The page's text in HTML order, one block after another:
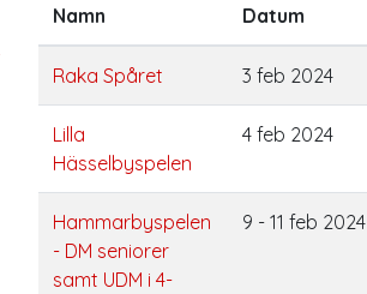
Namn Datum
Raka Spåret 3 feb 2024
Lilla
Hässelbyspelen
4 feb 2024
Hammarbyspelen
- DM seniorer
samt UDM i 4-
9 - 11 feb 2024